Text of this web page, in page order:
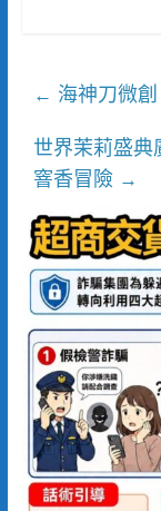
← 海神刀微
世界茉莉盛
窨香冒險 →